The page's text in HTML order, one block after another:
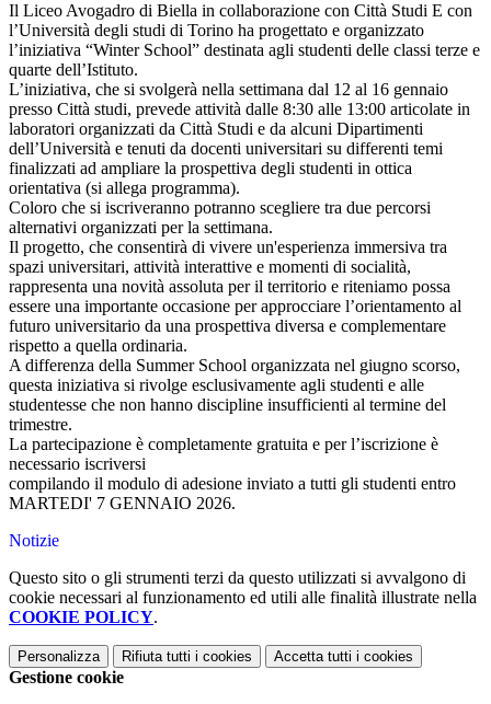
Il Liceo Avogadro di Biella in collaborazione con Città Studi E con
l’Università degli studi di Torino ha progettato e organizzato
l’iniziativa “Winter School” destinata agli studenti delle classi terze e
quarte dell’Istituto.
L’iniziativa, che si svolgerà nella settimana dal 12 al 16 gennaio
presso Città studi, prevede attività dalle 8:30 alle 13:00 articolate in
laboratori organizzati da Città Studi e da alcuni Dipartimenti
dell’Università e tenuti da docenti universitari su differenti temi
finalizzati ad ampliare la prospettiva degli studenti in ottica
orientativa (si allega programma).
Coloro che si iscriveranno potranno scegliere tra due percorsi
alternativi organizzati per la settimana.
Il progetto, che consentirà di vivere un'esperienza immersiva tra
spazi universitari, attività interattive e momenti di socialità,
rappresenta una novità assoluta per il territorio e riteniamo possa
essere una importante occasione per approcciare l’orientamento al
futuro universitario da una prospettiva diversa e complementare
rispetto a quella ordinaria.
A differenza della Summer School organizzata nel giugno scorso,
questa iniziativa si rivolge esclusivamente agli studenti e alle
studentesse che non hanno discipline insufficienti al termine del
trimestre.
La partecipazione è completamente gratuita e per l’iscrizione è
necessario iscriversi
compilando il modulo di adesione inviato a tutti gli studenti entro
MARTEDI' 7 GENNAIO 2026.
Notizie
Questo sito o gli strumenti terzi da questo utilizzati si avvalgono di
cookie necessari al funzionamento ed utili alle finalità illustrate nella
COOKIE POLICY.
Personalizza Rifiuta tutti i cookies Accetta tutti i cookies
Gestione cookie